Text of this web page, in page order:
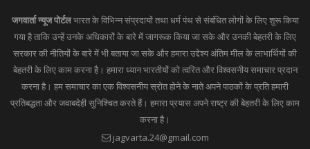
जगवार्ता न्यूज पोर्टलभारत के विभिन्न संप्रदायों तथा धर्म पंथ से संबंधित लोगों के लिए शुरू किया
गया है ताकि उन्हें उनके अधिकारों के बारे में जागरूक किया जा सके और उनकी बेहतरी के लिए
सरकार की नीतियों के बारे में भी बताया जा सके और हमारा उद्देश्य अंतिम मील के लाभार्थियों की
बेहतरी के लिए काम करना है। हमारा ध्यान भारतीयों को त्वरित और विश्वसनीय समाचार प्रदान
करना है। हम समाचार का एक विश्वसनीय स्रोत होने के नाते अपने पाठकों के प्रति हमारी
प्रतिबद्धता और जवाबदेही सुनिश्चित करते हैं। हमारा प्रयास अपने राष्ट्र की बेहतरी के लिए काम
करना है।
jagvarta.24@gmail.com